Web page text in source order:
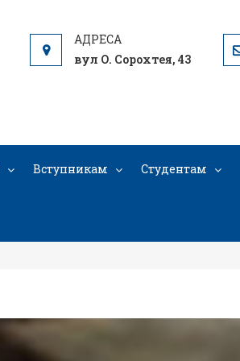
вул О. Сорохтея, 43
Вступникам Студентам